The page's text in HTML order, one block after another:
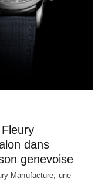
dans
genevoise
Manufacture, une